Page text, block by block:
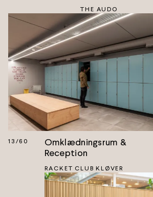
THE AUDO
13 /60
Omklædningsrum &
Reception
RACKET CLUB KLØVER